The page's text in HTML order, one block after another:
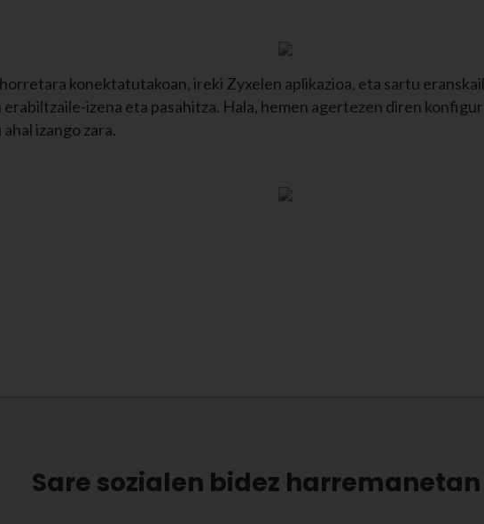
konektatutakoan, ireki Zyxelen aplikazioa, eta sartu
erabiltzaile-izena eta pasahitza. Hala, hemen agertezen diren
izango zara.
Sare sozialen bidez